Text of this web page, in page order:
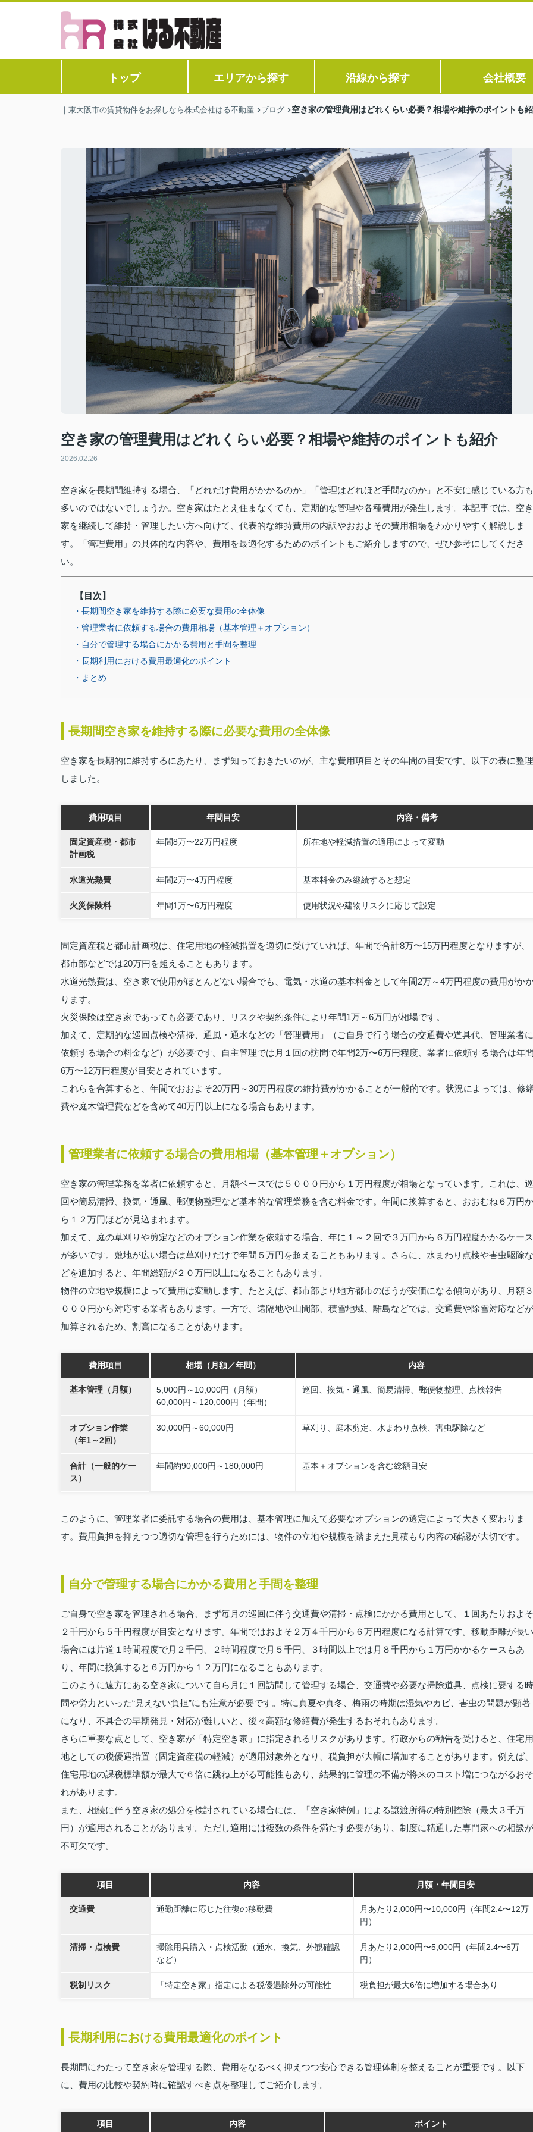
トップ エリアから探す 沿線から探す 会社概要
｜東大阪市の賃貸物件をお探しなら株式会社はる不動産 ブログ 空き家の管理費用はどれくらい必要？相場や維持のポイントも
空き家の管理費用はどれくらい必要？相場や維持のポイントも紹介
2026.02.26
空き家を長期間維持する場合、「どれだけ費用がかかるのか」「管理はどれほど手間なのか」と不安に感じている方も
多いのではないでしょうか。空き家はたとえ住まなくても、定期的な管理や各種費用が発生します。本記事では、空き
家を継続して維持・管理したい方へ向けて、代表的な維持費用の内訳やおおよその費用相場をわかりやすく解説しま
す。「管理費用」の具体的な内容や、費用を最適化するためのポイントもご紹介しますので、ぜひ参考にしてくださ
い。
【目次】
・長期間空き家を維持する際に必要な費用の全体像
・管理業者に依頼する場合の費用相場（基本管理＋オプション）
・自分で管理する場合にかかる費用と手間を整理
・長期利用における費用最適化のポイント
・まとめ
長期間空き家を維持する際に必要な費用の全体像
空き家を長期的に維持するにあたり、まず知っておきたいのが、主な費用項目とその年間の目安です。以下の表に整理
しました。
費用項目 年間目安 内容・備考
固定資産税・都市
計画税
年間8万〜22万円程度 所在地や軽減措置の適用によって変動
水道光熱費 年間2万〜4万円程度 基本料金のみ継続すると想定
火災保険料 年間1万〜6万円程度 使用状況や建物リスクに応じて設定
固定資産税と都市計画税は、住宅用地の軽減措置を適切に受けていれば、年間で合計8万〜15万円程度となりますが、
都市部などでは20万円を超えることもあります。
水道光熱費は、空き家で使用がほとんどない場合でも、電気・水道の基本料金として年間2万～4万円程度の費用がか
ります。
火災保険は空き家であっても必要であり、リスクや契約条件により年間1万～6万円が相場です。
加えて、定期的な巡回点検や清掃、通風・通水などの「管理費用」（ご自身で行う場合の交通費や道具代、管理業者に
依頼する場合の料金など）が必要です。自主管理では月１回の訪問で年間2万〜6万円程度、業者に依頼する場合は年
6万〜12万円程度が目安とされています。
これらを合算すると、年間でおおよそ20万円～30万円程度の維持費がかかることが一般的です。状況によっては、修
費や庭木管理費などを含めて40万円以上になる場合もあります。
管理業者に依頼する場合の費用相場（基本管理＋オプション）
空き家の管理業務を業者に依頼すると、月額ベースでは５０００円から１万円程度が相場となっています。これは、巡
回や簡易清掃、換気・通風、郵便物整理など基本的な管理業務を含む料金です。年間に換算すると、おおむね６万円か
ら１２万円ほどが見込まれます。
加えて、庭の草刈りや剪定などのオプション作業を依頼する場合、年に１～２回で３万円から６万円程度かかるケース
が多いです。敷地が広い場合は草刈りだけで年間５万円を超えることもあります。さらに、水まわり点検や害虫駆除な
どを追加すると、年間総額が２０万円以上になることもあります。
物件の立地や規模によって費用は変動します。たとえば、都市部より地方都市のほうが安価になる傾向があり、月額３
０００円から対応する業者もあります。一方で、遠隔地や山間部、積雪地域、離島などでは、交通費や除雪対応などが
加算されるため、割高になることがあります。
費用項目 相場（月額／年間） 内容
基本管理（月額）
5,000円～10,000円（月額）
60,000円～120,000円（年間）
巡回、換気・通風、簡易清掃、郵便物整理、点検報告
オプション作業
（年1～2回）
30,000円～60,000円 草刈り、庭木剪定、水まわり点検、害虫駆除など
合計（一般的ケー
ス）
年間約90,000円～180,000円 基本＋オプションを含む総額目安
このように、管理業者に委託する場合の費用は、基本管理に加えて必要なオプションの選定によって大きく変わりま
す。費用負担を抑えつつ適切な管理を行うためには、物件の立地や規模を踏まえた見積もり内容の確認が大切です。
自分で管理する場合にかかる費用と手間を整理
ご自身で空き家を管理される場合、まず毎月の巡回に伴う交通費や清掃・点検にかかる費用として、１回あたりおよそ
２千円から５千円程度が目安となります。年間ではおよそ２万４千円から６万円程度になる計算です。移動距離が長い
場合には片道１時間程度で月２千円、２時間程度で月５千円、３時間以上では月８千円から１万円かかるケースもあ
り、年間に換算すると６万円から１２万円になることもあります。
このように遠方にある空き家について自ら月に１回訪問して管理する場合、交通費や必要な掃除道具、点検に要する時
間や労力といった“見えない負担”にも注意が必要です。特に真夏や真冬、梅雨の時期は湿気やカビ、害虫の問題が顕著
になり、不具合の早期発見・対応が難しいと、後々高額な修繕費が発生するおそれもあります。
さらに重要な点として、空き家が「特定空き家」に指定されるリスクがあります。行政からの勧告を受けると、住宅用
地としての税優遇措置（固定資産税の軽減）が適用対象外となり、税負担が大幅に増加することがあります。例えば、
住宅用地の課税標準額が最大で６倍に跳ね上がる可能性もあり、結果的に管理の不備が将来のコスト増につながるおそ
れがあります。
また、相続に伴う空き家の処分を検討されている場合には、「空き家特例」による譲渡所得の特別控除（最大３千万
円）が適用されることがあります。ただし適用には複数の条件を満たす必要があり、制度に精通した専門家への相談が
不可欠です。
項目 内容 月額・年間目安
交通費 通勤距離に応じた往復の移動費
月あたり2,000円〜10,000円（年間2.4〜12万
円）
清掃・点検費
掃除用具購入・点検活動（通水、換気、外観確認
など）
月あたり2,000円〜5,000円（年間2.4〜6万
円）
税制リスク 「特定空き家」指定による税優遇除外の可能性 税負担が最大6倍に増加する場合あり
長期利用における費用最適化のポイント
長期間にわたって空き家を管理する際、費用をなるべく抑えつつ安心できる管理体制を整えることが重要です。以下
に、費用の比較や契約時に確認すべき点を整理してご紹介します。
項目 内容 ポイント